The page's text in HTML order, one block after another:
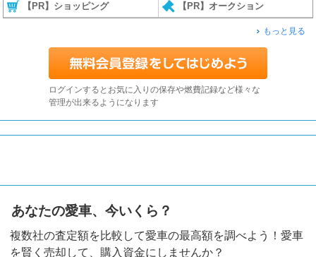
【PR】ショッピング 【PR】オークション
もっと見る
ログインするとお気に入りの保存や燃費記録など様々な
管理が出来るようになります
あなたの愛車、今いくら？
複数社の査定額を比較して愛車の最高額を調べよう！愛車
を賢く売却して、購入資金にしませんか？